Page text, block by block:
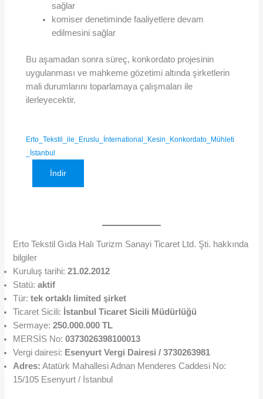
sağlar
komiser denetiminde faaliyetlere devam
edilmesini sağlar
Bu aşamadan sonra süreç, konkordato projesinin
uygulanması ve mahkeme gözetimi altında şirketlerin
mali durumlarını toparlamaya çalışmaları ile
ilerleyecektir.
Erto_Tekstil_ile_Eruslu_İnternational_Kesin_Konkordato_Mühleti
_İstanbul
İndir
Erto Tekstil Gıda Halı Turizm Sanayi Ticaret Ltd. Şti. hakkında
bilgiler
Kuruluş tarihi:21.02.2012
Statü:aktif
Tür:tek ortaklı limited şirket
Ticaret Sicili: İstanbul Ticaret Sicili Müdürlüğü
Sermaye:250.000.000 TL
MERSİS No:0373026398100013
Vergi dairesi: Esenyurt Vergi Dairesi / 3730263981
Adres: Atatürk Mahallesi Adnan Menderes Caddesi No:
15/105 Esenyurt / İstanbul